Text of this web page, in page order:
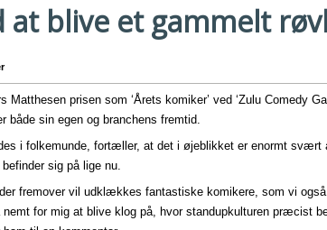
at blive et gammelt
Matthesen prisen som ‘Årets komiker’ ved ‘Zulu Comedy
både sin egen og branchens fremtid.
i folkemunde, fortæller, at det i øjeblikket er enormt
sig på lige nu.
fremover vil udklækkes fantastiske komikere, som vi
for mig at blive klog på, hvor standupkulturen præcist